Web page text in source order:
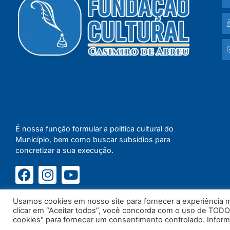
É nossa função formular a política cultural do
Município, bem como buscar subsídios para
concretizar a sua execução.
Usamos cookies em nosso site para fornecer a experiência
clicar em “Aceitar todos”, você concorda com o uso de
cookies" para fornecer um consentimento controlado.